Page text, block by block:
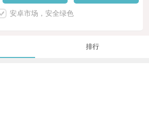
安卓市场，安全绿色
排行